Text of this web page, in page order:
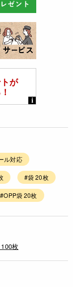
ル対応
#袋 20枚
#OPP袋 20枚
枚